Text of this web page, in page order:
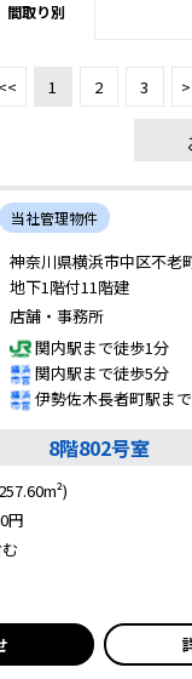
間取り別
<< 1 2 3
当社管理物件
神奈川県横浜市中区不老
地下1階付11階建
店舗・事務所
関内駅まで徒歩1分
関内駅まで徒歩5分
伊勢佐木長者町駅ま
8階802号室
円